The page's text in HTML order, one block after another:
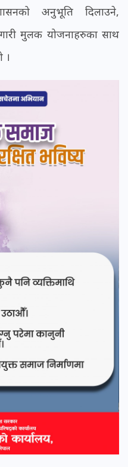
अनुभूति दिलाउने,
मुलक योजनाहरुका साथ
।